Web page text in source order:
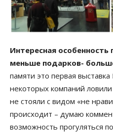
Интересная
меньше подарков-
памяти это первая
некоторых компаний
не стояли с видом «не
происходит – думаю
возможность прогуляться